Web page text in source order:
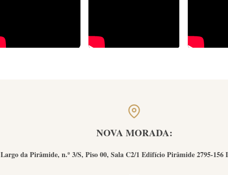
NOVA MORADA:
Largo da Pirâmide, n.º 3/S, Piso 00, Sala C2/1 Edifício Pirâmide 2795-156